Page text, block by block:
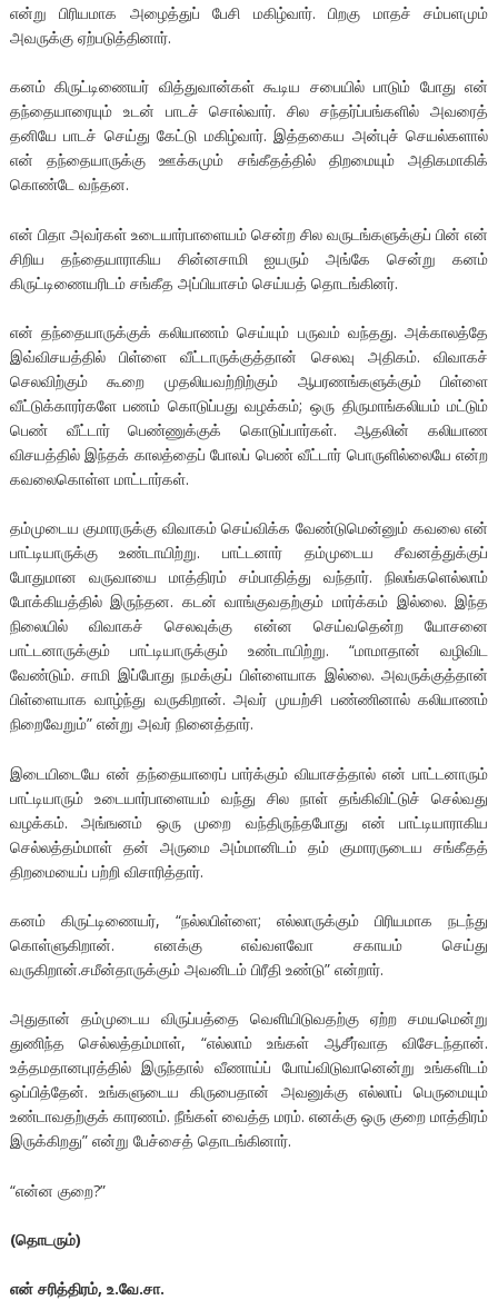
என்று பிரியமாக அழைத்துப் பேசி மகிழ்வார். பிறகு மாதச் சம்பளமும்
அவருக்கு ஏற்படுத்தினார்.
கனம் கிருட்டிணையர் வித்துவான்கள் கூடிய சபையில் பாடும் போது என்
தந்தையாரையும் உடன் பாடச் சொல்வார். சில சந்தர்ப்பங்களில் அவரைத்
தனியே பாடச் செய்து கேட்டு மகிழ்வார். இத்தகைய அன்புச் செயல்களால்
என் தந்தையாருக்கு ஊக்கமும் சங்கீதத்தில் திறமையும் அதிகமாகிக்
கொண்டே வந்தன.
என் பிதா அவர்கள் உடையார்பாளையம் சென்ற சில வருடங்களுக்குப் பின் என்
சிறிய தந்தையாராகிய சின்னசாமி ஐயரும் அங்கே சென்று கனம்
கிருட்டிணையரிடம் சங்கீத அப்பியாசம் செய்யத் தொடங்கினர்.
என் தந்தையாருக்குக் கலியாணம் செய்யும் பருவம் வந்தது. அக்காலத்தே
இவ்விசயத்தில் பிள்ளை வீட்டாருக்குத்தான் செலவு அதிகம். விவாகச்
செலவிற்கும் கூறை முதலியவற்றிற்கும் ஆபரணங்களுக்கும் பிள்ளை
வீட்டுக்காரர்களே பணம் கொடுப்பது வழக்கம்; ஒரு திருமாங்கலியம் மட்டும்
பெண் வீட்டார் பெண்ணுக்குக் கொடுப்பார்கள். ஆதலின் கலியாண
விசயத்தில் இந்தக் காலத்தைப் போலப் பெண் வீட்டார் பொருளில்லையே என்ற
கவலைகொள்ள மாட்டார்கள்.
தம்முடைய குமாரருக்கு விவாகம் செய்விக்க வேண்டுமென்னும் கவலை என்
பாட்டியாருக்கு உண்டாயிற்று. பாட்டனார் தம்முடைய சீவனத்துக்குப்
போதுமான வருவாயை மாத்திரம் சம்பாதித்து வந்தார். நிலங்களெல்லாம்
போக்கியத்தில் இருந்தன. கடன் வாங்குவதற்கும் மார்க்கம் இல்லை. இந்த
நிலையில் விவாகச் செலவுக்கு என்ன செய்வதென்ற யோசனை
பாட்டனாருக்கும் பாட்டியாருக்கும் உண்டாயிற்று. “மாமாதான் வழிவிட
வேண்டும். சாமி இப்போது நமக்குப் பிள்ளையாக இல்லை. அவருக்குத்தான்
பிள்ளையாக வாழ்ந்து வருகிறான். அவர் முயற்சி பண்ணினால் கலியாணம்
நிறைவேறும்” என்று அவர் நினைத்தார்.
இடையிடையே என் தந்தையாரைப் பார்க்கும் வியாசத்தால் என் பாட்டனாரும்
பாட்டியாரும் உடையார்பாளையம் வந்து சில நாள் தங்கிவிட்டுச் செல்வது
வழக்கம். அங்ஙனம் ஒரு முறை வந்திருந்தபோது என் பாட்டியாராகிய
செல்லத்தம்மாள் தன் அருமை அம்மானிடம் தம் குமாரருடைய சங்கீதத்
திறமையைப் பற்றி விசாரித்தார்.
கனம் கிருட்டிணையர், “நல்லபிள்ளை; எல்லாருக்கும் பிரியமாக நடந்து
கொள்ளுகிறான். எனக்கு எவ்வளவோ சகாயம் செய்து
வருகிறான்.சமீன்தாருக்கும் அவனிடம் பிரீதி உண்டு” என்றார்.
அதுதான் தம்முடைய விருப்பத்தை வெளியிடுவதற்கு ஏற்ற சமயமென்று
துணிந்த செல்லத்தம்மாள், “எல்லாம் உங்கள் ஆசீர்வாத விசேடந்தான்.
உத்தமதானபுரத்தில் இருந்தால் வீணாய்ப் போய்விடுவானென்று உங்களிடம்
ஒப்பித்தேன். உங்களுடைய கிருபைதான் அவனுக்கு எல்லாப் பெருமையும்
உண்டாவதற்குக் காரணம். நீங்கள் வைத்த மரம். எனக்கு ஒரு குறை மாத்திரம்
இருக்கிறது” என்று பேச்சைத் தொடங்கினார்.
“என்ன குறை?”
(தொடரும்)
என் சரித்திரம், உ.வே.சா.